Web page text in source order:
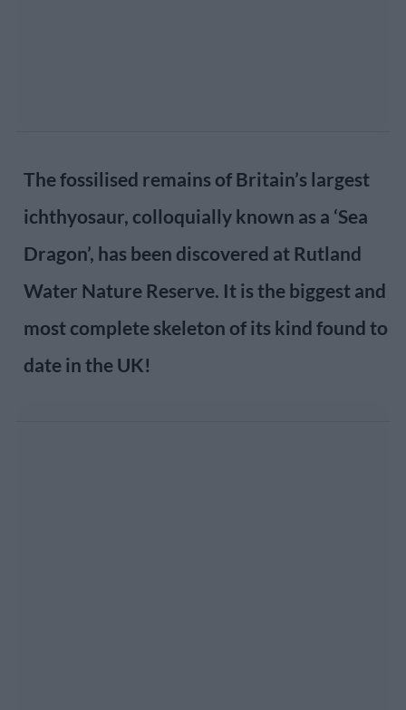
The fossilised remains of Britain’s largest
ichthyosaur, colloquially known as a ‘Sea
Dragon’, has been discovered at Rutland
Water Nature Reserve. It is the biggest and
most complete skeleton of its kind found to
date in the UK!